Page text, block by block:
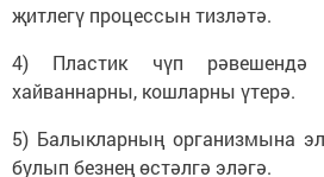
җитлегү процессын тизләтә.
4) Пластик чүп рәвешендә
хайваннарны, кошларны үтерә.
5) Балыкларның организмына
булып безнең өстәлгә эләгә.